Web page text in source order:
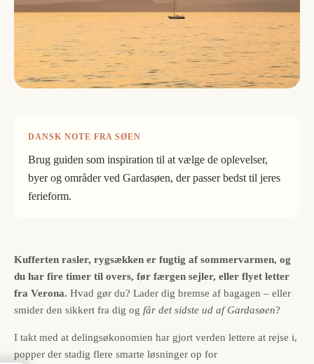
DANSK NOTE FRA SØEN
Brug guiden som inspiration til at vælge de oplevelser,
byer og områder ved Gardasøen, der passer bedst til jeres
ferieform.
Kufferten rasler, rygsækken er fugtig af sommervarmen, og
du har fire timer til overs, før færgen sejler, eller flyet letter
fra Verona. Hvad gør du? Lader dig bremse af bagagen – eller
smider den sikkert fra dig og får det sidste ud af Gardasøen?
I takt med at delingsøkonomien har gjort verden lettere at rejse i,
popper der stadig flere smarte løsninger op for